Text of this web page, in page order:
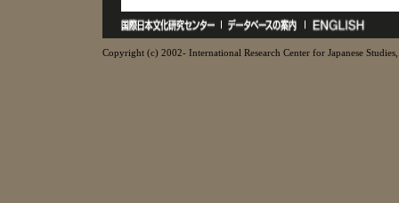
Copyright (c) 2002- International Research Center for Japanese